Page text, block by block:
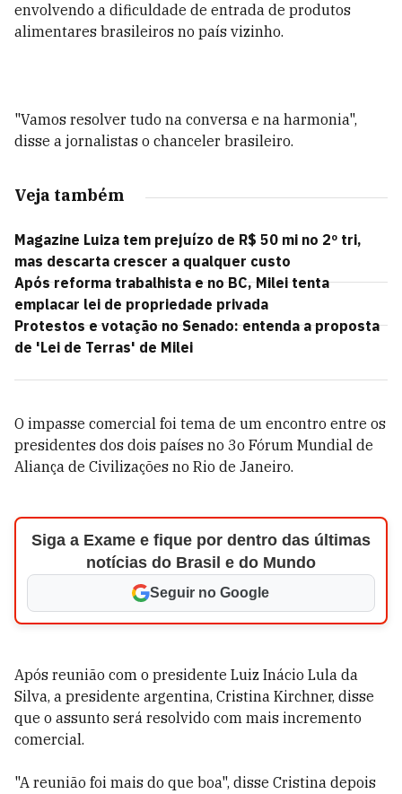
envolvendo a dificuldade de entrada de produtos
alimentares brasileiros no país vizinho.
"Vamos resolver tudo na conversa e na harmonia",
disse a jornalistas o chanceler brasileiro.
Veja também
Magazine Luiza tem prejuízo de R$ 50 mi no 2º tri,
mas descarta crescer a qualquer custo
Após reforma trabalhista e no BC, Milei tenta
emplacar lei de propriedade privada
Protestos e votação no Senado: entenda a proposta
de 'Lei de Terras' de Milei
O impasse comercial foi tema de um encontro entre os
presidentes dos dois países no 3o Fórum Mundial de
Aliança de Civilizações no Rio de Janeiro.
Siga a Exame e fique por dentro das últimas
notícias do Brasil e do Mundo
Seguir no Google
Após reunião com o presidente Luiz Inácio Lula da
Silva, a presidente argentina, Cristina Kirchner, disse
que o assunto será resolvido com mais incremento
comercial.
"A reunião foi mais do que boa", disse Cristina depois